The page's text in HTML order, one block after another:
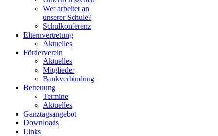
Wer arbeitet an
unserer Schule?
Schulkonferenz
Elternvertretung
Aktuelles
Förderverein
Aktuelles
Mitglieder
Bankverbindung
Betreuung
Termine
Aktuelles
Ganztagsangebot
Downloads
Links